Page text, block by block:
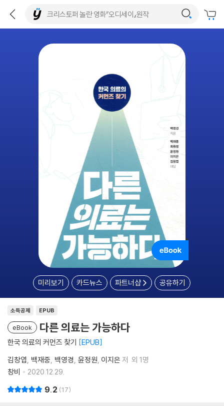
미리보기 카드뉴스 파트너샵 공유하기
소득공제 EPUB
eBook 다른 의료는 가능하다
한국 의료의 커먼즈 찾기 EPUB
김창엽 백재중 백영경 윤정원 이지은 저 외 1명
창비
2020.12.29.
9.2 17